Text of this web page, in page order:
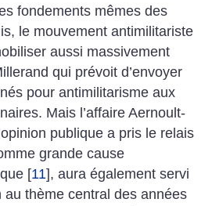
fondements mêmes des
le mouvement antimilitariste
aussi massivement
qui prévoit d’envoyer
pour antimilitarisme aux
Mais l’affaire Aernoult-
publique a pris le relais
grande cause
[11], aura également servi
au thème central des années